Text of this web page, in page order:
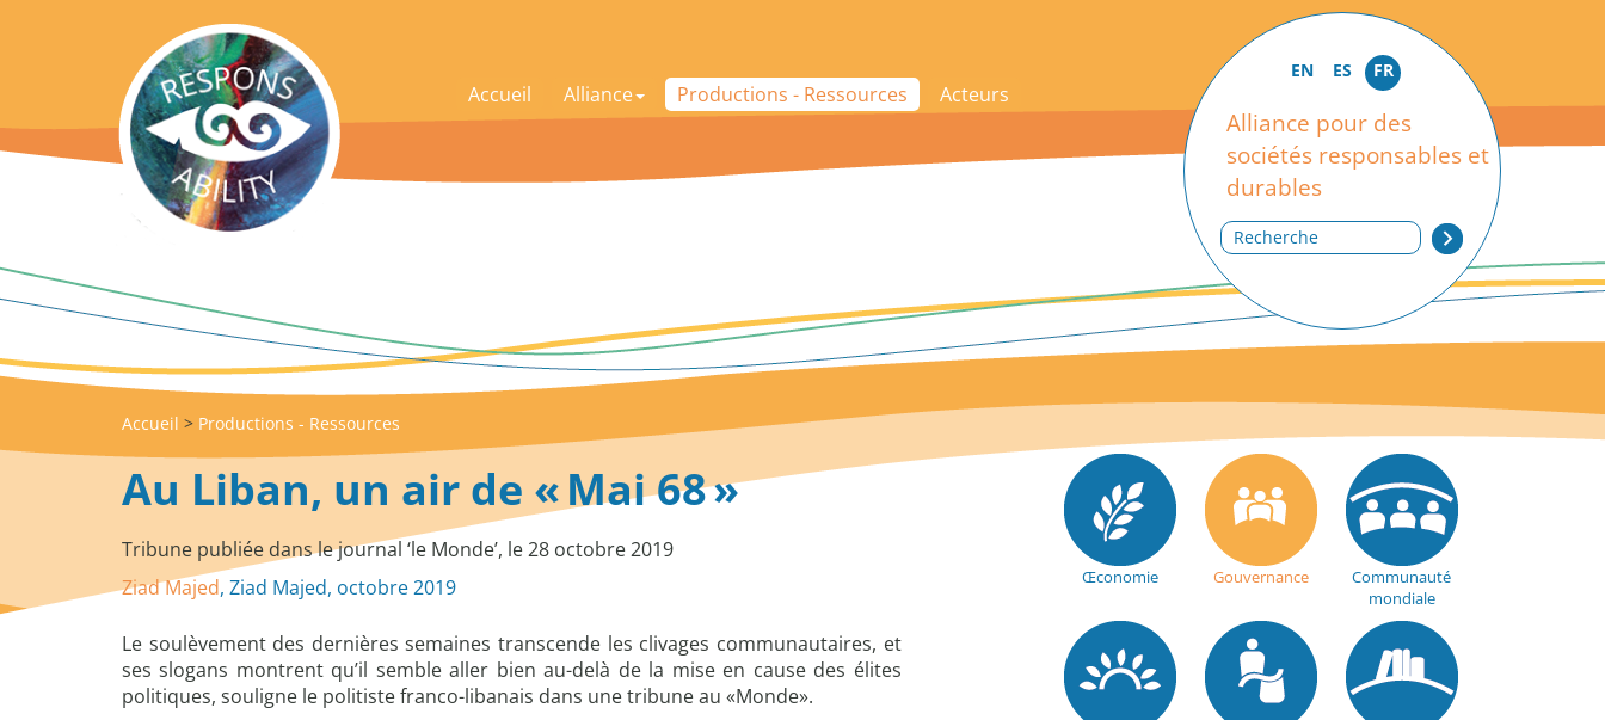
Accueil Alliance Productions - Ressources Acteurs
Recherche
EN ES FR
Alliance pour des
sociétés responsables et
durables
Accueil > Productions - Ressources
Au Liban, un air de « Mai 68 »
Tribune publiée dans le journal ‘le Monde’, le 28 octobre 2019
Ziad Majed, Ziad Majed, octobre 2019
Le soulèvement des dernières semaines transcende les clivages communautaires, et
ses slogans montrent qu’il semble aller bien au-delà de la mise en cause des élites
politiques, souligne le politiste franco-libanais dans une tribune au «Monde».
Œconomie Gouvernance
Communauté
mondiale